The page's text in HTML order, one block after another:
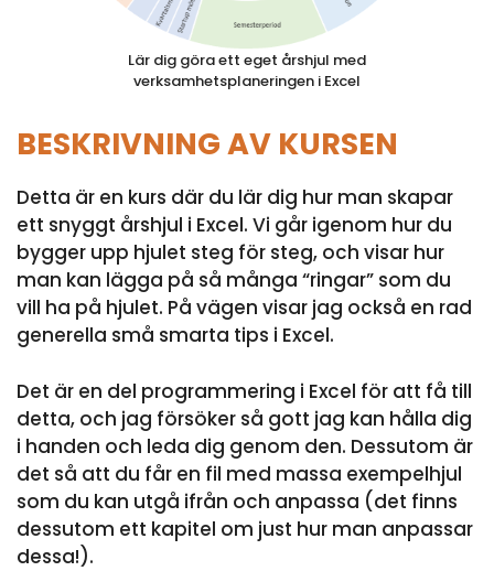
Lär dig göra ett eget årshjul med
verksamhetsplaneringen i Excel
BESKRIVNING AV KURSEN
Detta är en kurs där du lär dig hur man skapar
ett snyggt årshjul i Excel. Vi går igenom hur du
bygger upp hjulet steg för steg, och visar hur
man kan lägga på så många “ringar” som du
vill ha på hjulet. På vägen visar jag också en rad
generella små smarta tips i Excel.
Det är en del programmering i Excel för att få till
detta, och jag försöker så gott jag kan hålla dig
i handen och leda dig genom den. Dessutom är
det så att du får en fil med massa exempelhjul
som du kan utgå ifrån och anpassa (det finns
dessutom ett kapitel om just hur man anpassar
dessa!).